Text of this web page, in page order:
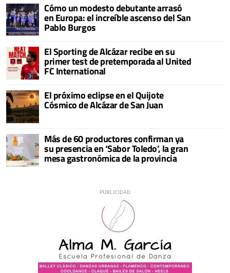
Cómo un modesto debutante arrasó
en Europa: el increíble ascenso del San
Pablo Burgos
El Sporting de Alcázar recibe en su
primer test de pretemporada al United
FC International
El próximo eclipse en el Quijote
Cósmico de Alcázar de San Juan
Más de 60 productores confirman ya
su presencia en ‘Sabor Toledo’, la gran
mesa gastronómica de la provincia